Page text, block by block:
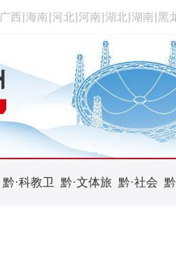
广西 海南 河北 河南 湖北 湖南 黑
黔·科教卫 黔·文体旅 黔·社会